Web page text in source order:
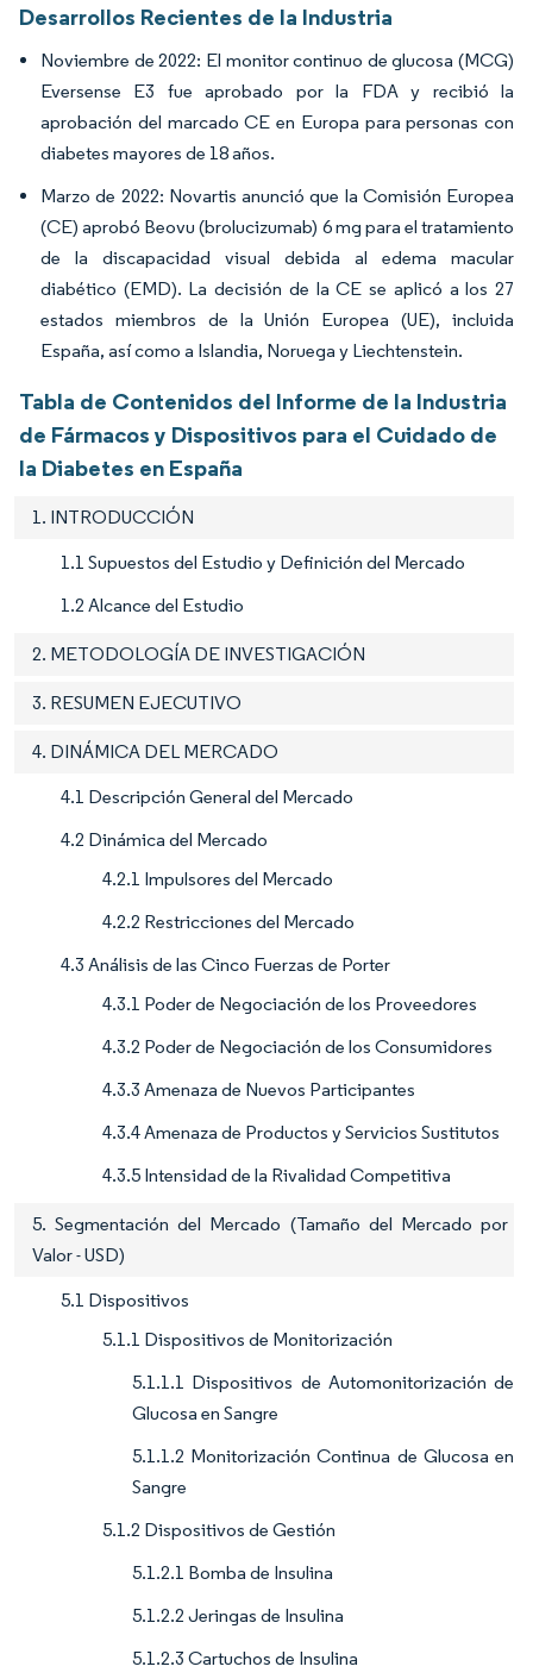
Desarrollos Recientes de la Industria
Noviembre de 2022: El monitor continuo de glucosa (MCG)
Eversense E3 fue aprobado por la FDA y recibió la
aprobación del marcado CE en Europa para personas con
diabetes mayores de 18 años.
Marzo de 2022: Novartis anunció que la Comisión Europea
(CE) aprobó Beovu (brolucizumab) 6 mg para el tratamiento
de la discapacidad visual debida al edema macular
diabético (EMD). La decisión de la CE se aplicó a los 27
estados miembros de la Unión Europea (UE), incluida
España, así como a Islandia, Noruega y Liechtenstein.
Tabla de Contenidos del Informe de la Industria
de Fármacos y Dispositivos para el Cuidado de
la Diabetes en España
1. INTRODUCCIÓN
1.1 Supuestos del Estudio y Definición del Mercado
1.2 Alcance del Estudio
2. METODOLOGÍA DE INVESTIGACIÓN
3. RESUMEN EJECUTIVO
4. DINÁMICA DEL MERCADO
4.1 Descripción General del Mercado
4.2 Dinámica del Mercado
4.2.1 Impulsores del Mercado
4.2.2 Restricciones del Mercado
4.3 Análisis de las Cinco Fuerzas de Porter
4.3.1 Poder de Negociación de los Proveedores
4.3.2 Poder de Negociación de los Consumidores
4.3.3 Amenaza de Nuevos Participantes
4.3.4 Amenaza de Productos y Servicios Sustitutos
4.3.5 Intensidad de la Rivalidad Competitiva
5. Segmentación del Mercado (Tamaño del Mercado por
Valor - USD)
5.1 Dispositivos
5.1.1 Dispositivos de Monitorización
5.1.1.1 Dispositivos de Automonitorización de
Glucosa en Sangre
5.1.1.2 Monitorización Continua de Glucosa en
Sangre
5.1.2 Dispositivos de Gestión
5.1.2.1 Bomba de Insulina
5.1.2.2 Jeringas de Insulina
5.1.2.3 Cartuchos de Insulina